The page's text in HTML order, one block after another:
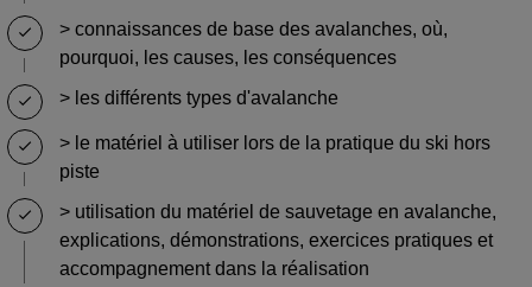
> connaissances de base des avalanches, où,
pourquoi, les causes, les conséquences
> les différents types d'avalanche
> le matériel à utiliser lors de la pratique du ski hors
piste
> utilisation du matériel de sauvetage en avalanche,
explications, démonstrations, exercices pratiques et
accompagnement dans la réalisation